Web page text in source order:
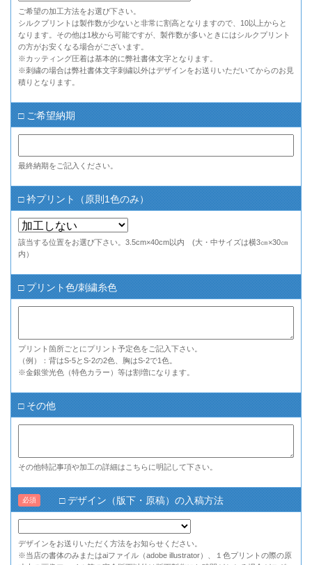
ご希望の加工方法をお選び下さい。
シルクプリントは製作数が少ないと非常に割高となりますので、10以上からと
なります。その他は1枚から可能ですが、製作数が多いときにはシルクプリント
の方がお安くなる場合がございます。
※カッティング圧着は基本的に弊社書体文字となります。
※刺繍の場合は弊社書体文字刺繍以外はデザインをお送りいただいてからのお見
積りとなります。
□ ご希望納期
最終納期をご記入ください。
□ 衿プリント（原則1色のみ）
該当する位置をお選び下さい。3.5cm×40cm以内 (大・中サイズは横3㎝×30㎝
内）
□ プリント色/刺繍糸色
プリント箇所ごとにプリント予定色をご記入下さい。
（例）：背はS-5とS-2の2色、胸はS-2で1色。
※金銀蛍光色（特色カラー）等は割増になります。
□ その他
その他特記事項や加工の詳細はこちらに明記して下さい。
□ デザイン（版下・原稿）の入稿方法
必須
デザインをお送りいただく方法をお知らせください。
※当店の書体のみまたはaiファイル（adobe illustrator）、１色プリントの際の原